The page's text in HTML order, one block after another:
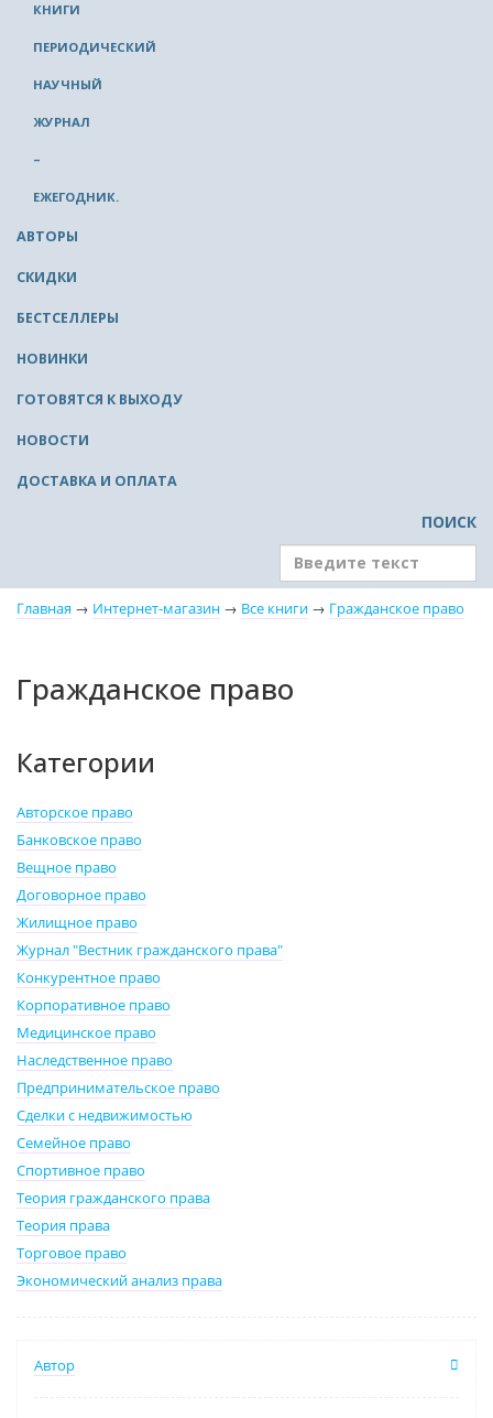
КНИГИ
ПЕРИОДИЧЕСКИЙ
НАУЧНЫЙ
ЖУРНАЛ
–
ЕЖЕГОДНИК.
АВТОРЫ
СКИДКИ
БЕСТСЕЛЛЕРЫ
НОВИНКИ
ГОТОВЯТСЯ К ВЫХОДУ
НОВОСТИ
ДОСТАВКА И ОПЛАТА
ПОИСК
Главная → Интернет-магазин → Все книги → Гражданское право
Гражданское право
Категории
Авторское право
Банковское право
Вещное право
Договорное право
Жилищное право
Журнал "Вестник гражданского права"
Конкурентное право
Корпоративное право
Медицинское право
Наследственное право
Предпринимательское право
Сделки с недвижимостью
Семейное право
Спортивное право
Теория гражданского права
Теория права
Торговое право
Экономический анализ права
Автор